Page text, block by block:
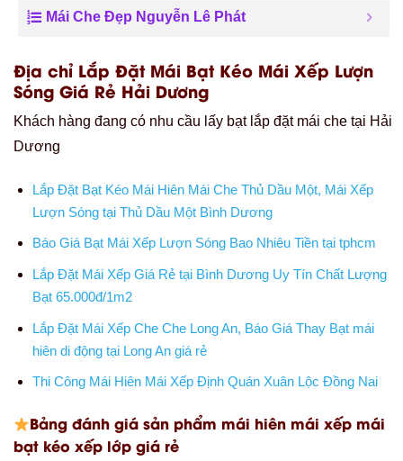
Mái Che Đẹp Nguyễn Lê Phát
Địa chỉ Lắp Đặt Mái Bạt Kéo Mái Xếp Lượn
Sóng Giá Rẻ Hải Dương
Khách hàng đang có nhu cầu lấy bạt lắp đặt mái che tại Hải
Dương
Lắp Đặt Bạt Kéo Mái Hiên Mái Che Thủ Dầu Một, Mái Xếp
Lượn Sóng tại Thủ Dầu Một Bình Dương
Báo Giá Bạt Mái Xếp Lượn Sóng Bao Nhiêu Tiền tại tphcm
Lắp Đặt Mái Xếp Giá Rẻ tại Bình Dương Uy Tín Chất Lượng
Bạt 65.000đ/1m2
Lắp Đặt Mái Xếp Che Che Long An, Báo Giá Thay Bạt mái
hiên di động tại Long An giá rẻ
Thi Công Mái Hiên Mái Xếp Định Quán Xuân Lộc Đồng Nai
Bảng đánh giá sản phẩm mái hiên mái xếp mái
bạt kéo xếp lớp giá rẻ